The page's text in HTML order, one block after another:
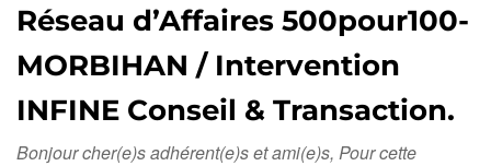
Réseau d’Affaires 500pour100-
MORBIHAN / Intervention
INFINE Conseil & Transaction.
Bonjour cher(e)s adhérent(e)s et ami(e)s, Pour cette